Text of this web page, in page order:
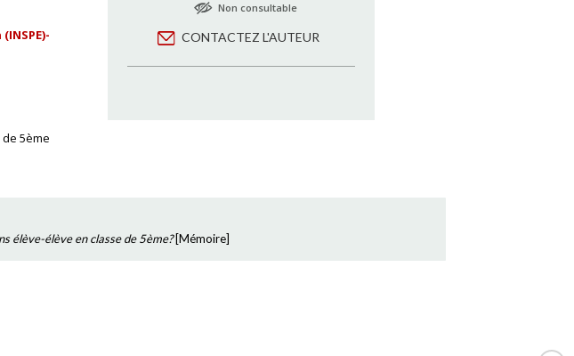
5ème
Non consultable
CONTACTEZ L'AUTEUR
élève-élève en classe de 5ème?[Mémoire]